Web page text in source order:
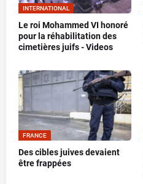
INTERNATIONAL
Le roi Mohammed VI honoré
pour la réhabilitation des
cimetières juifs - Videos
FRANCE
Des cibles juives devaient
être frappées